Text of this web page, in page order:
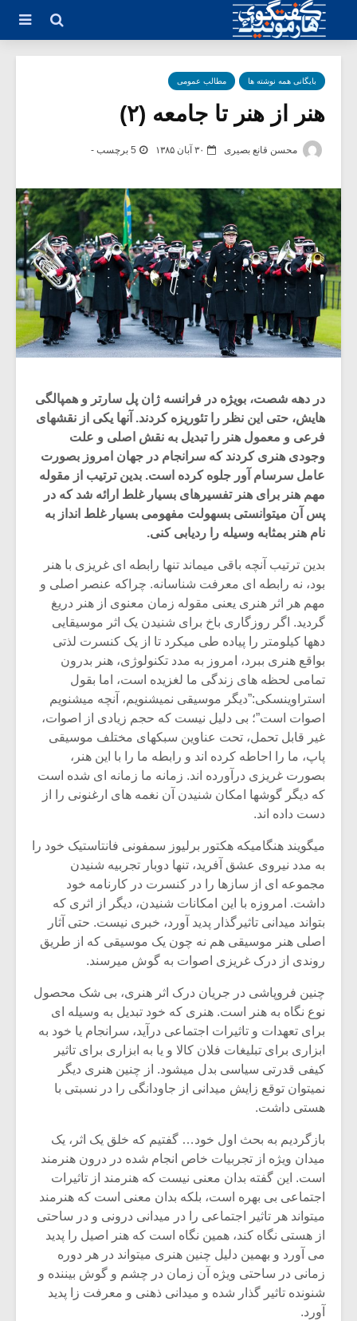
بایگانی همه نوشته ها مطالب عمومی
هنر از هنر تا جامعه (۲)
محسن قانع بصیری ۳۰ آبان ۱۳۸۵ 5 برچسب -
در دهه شصت، بویژه در فرانسه ژان پل سارتر و همپالگی
هایش، حتی این نظر را تئوریزه کردند. آنها یکی از نقشهای
فرعی و معمول هنر را تبدیل به نقش اصلی و علت
وجودی هنری کردند که سرانجام در جهان امروز بصورت
عامل سرسام آور جلوه کرده است. بدین ترتیب از مقوله
مهم هنر برای هنر تفسیرهای بسیار غلط ارائه شد که در
پس آن میتوانستی بسهولت مفهومی بسیار غلط انداز به
نام هنر بمثابه وسیله را ردیابی کنی.
بدین ترتیب آنچه باقی میماند تنها رابطه ای غریزی با هنر
بود، نه رابطه ای معرفت شناسانه. چراکه عنصر اصلی و
مهم هر اثر هنری یعنی مقوله زمان معنوی از هنر دریغ
گردید. اگر روزگاری باخ برای شنیدن یک اثر موسیقایی
دهها کیلومتر را پیاده طی میکرد تا از یک کنسرت لذتی
بواقع هنری ببرد، امروز به مدد تکنولوژی، هنر بدرون
تمامی لحظه های زندگی ما لغزیده است، اما بقول
استراوینسکی:”دیگر موسیقی نمیشنویم، آنچه میشنویم
اصوات است”؛ بی دلیل نیست که حجم زیادی از اصوات،
غیر قابل تحمل، تحت عناوین سبکهای مختلف موسیقی
پاپ، ما را احاطه کرده اند و رابطه ما را با این هنر،
بصورت غریزی درآورده اند. زمانه ما زمانه ای شده است
که دیگر گوشها امکان شنیدن آن نغمه های ارغنونی را از
دست داده اند.
میگویند هنگامیکه هکتور برلیوز سمفونی فانتاستیک خود را
به مدد نیروی عشق آفرید، تنها دوبار تجربیه شنیدن
مجموعه ای از سازها را در کنسرت در کارنامه خود
داشت. امروزه با این امکانات شنیدن، دیگر از اثری که
بتواند میدانی تاثیرگذار پدید آورد، خبری نیست. حتی آثار
اصلی هنر موسیقی هم نه چون یک موسیقی که از طریق
روندی از درک غریزی اصوات به گوش میرسند.
چنین فروپاشی در جریان درک اثر هنری، بی شک محصول
نوع نگاه به هنر است. هنری که خود تبدیل به وسیله ای
برای تعهدات و تاثیرات اجتماعی درآید، سرانجام یا خود به
ابزاری برای تبلیغات فلان کالا و یا به ابزاری برای تاثیر
کیفی قدرتی سیاسی بدل میشود. از چنین هنری دیگر
نمیتوان توقع زایش میدانی از جاودانگی را در نسبتی با
هستی داشت.
بازگردیم به بحث اول خود… گفتیم که خلق یک اثر، یک
میدان ویژه از تجربیات خاص انجام شده در درون هنرمند
است. این گفته بدان معنی نیست که هنرمند از تاثیرات
اجتماعی بی بهره است، بلکه بدان معنی است که هنرمند
میتواند هر تاثیر اجتماعی را در میدانی درونی و در ساحتی
از هستی نگاه کند، همین نگاه است که هنر اصیل را پدید
می آورد و بهمین دلیل چنین هنری میتواند در هر دوره
زمانی در ساحتی ویژه آن زمان در چشم و گوش بیننده و
شنونده تاثیر گذار شده و میدانی ذهنی و معرفت زا پدید
آورد.
میکلوش روژا
یادداشتی بر موسیقی
متن فیلم «متری
شیش و نیم»
مشهورترین باشی،
بدنام ترین باش